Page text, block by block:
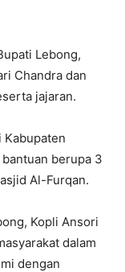
Lebong,
Chandra dan
jajaran.
Kabupaten
berupa 3
Al-Furqan.
Kopli Ansori
dalam
dengan